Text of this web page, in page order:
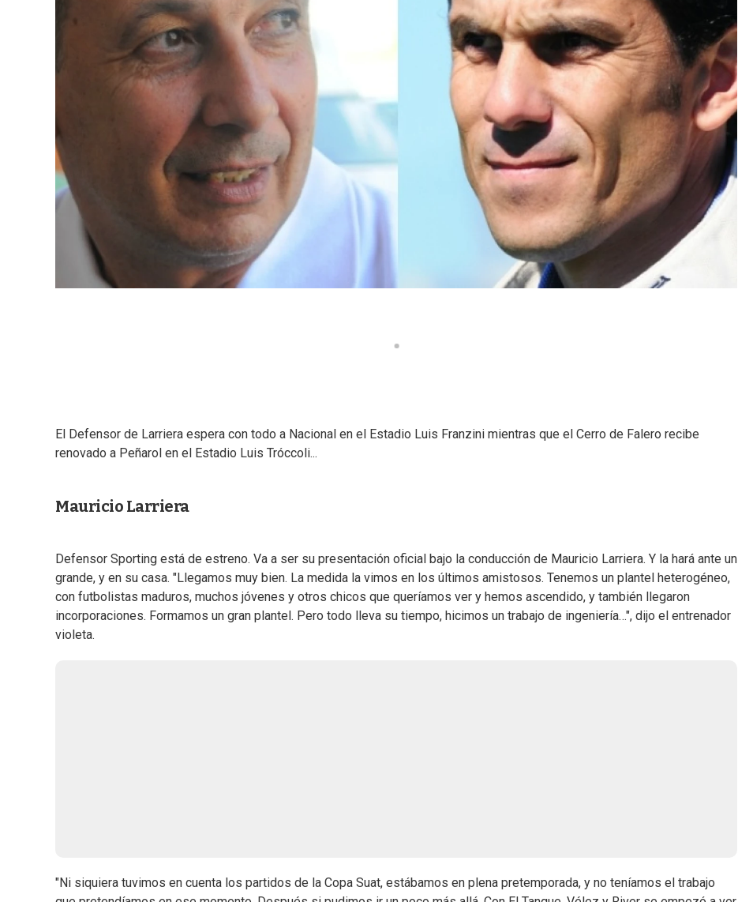
El Defensor de Larriera espera con todo a Nacional en el Estadio Luis Franzini mientras que el Cerro de Falero recibe
renovado a Peñarol en el Estadio Luis Tróccoli...
Mauricio Larriera
Defensor Sporting está de estreno. Va a ser su presentación oficial bajo la conducción de Mauricio Larriera. Y la hará ante un
grande, y en su casa. "Llegamos muy bien. La medida la vimos en los últimos amistosos. Tenemos un plantel heterogéneo,
con futbolistas maduros, muchos jóvenes y otros chicos que queríamos ver y hemos ascendido, y también llegaron
incorporaciones. Formamos un gran plantel. Pero todo lleva su tiempo, hicimos un trabajo de ingeniería…", dijo el entrenador
violeta.
"Ni siquiera tuvimos en cuenta los partidos de la Copa Suat, estábamos en plena pretemporada, y no teníamos el trabajo